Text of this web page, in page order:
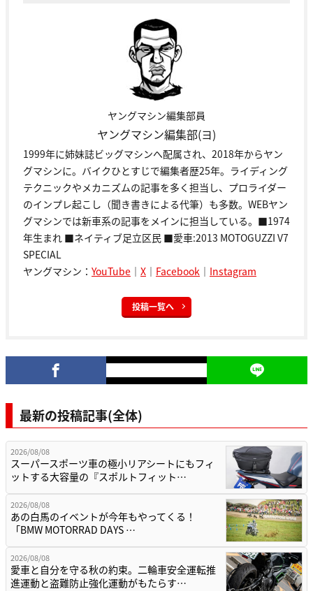
ヤングマシン編集部員
ヤングマシン編集部(ヨ)
1999年に姉妹誌ビッグマシンへ配属され、2018年からヤン
グマシンに。バイクひとすじで編集者歴25年。ライディング
テクニックやメカニズムの記事を多く担当し、プロライダー
のインプレ起こし（聞き書きによる代筆）も多数。WEBヤン
グマシンでは新車系の記事をメインに担当している。■1974
年生まれ ■ネイティブ足立区民 ■愛車:2013 MOTOGUZZI V7
SPECIAL
ヤングマシン： YouTube ｜ X ｜ Facebook ｜ Instagram
投稿一覧へ
最新の投稿記事(全体)
2026/08/08
スーパースポーツ車の極小リアシートにもフィ
ットする大容量の『スポルトフィット…
2026/08/08
あの白馬のイベントが今年もやってくる！
「BMW MOTORRAD DAYS …
2026/08/08
愛車と自分を守る秋の約束。二輪車安全運転推
進運動と盗難防止強化運動がもたらす…